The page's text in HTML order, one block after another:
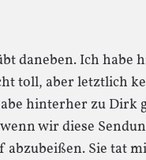
daneben. Ich habe
toll, aber letztlich
hinterher zu Dirk
wir diese
abzubeißen. Sie tat